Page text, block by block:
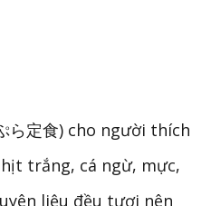
ら定食) cho người thích
trắng, cá ngừ, mực,
liệu đều tươi nên